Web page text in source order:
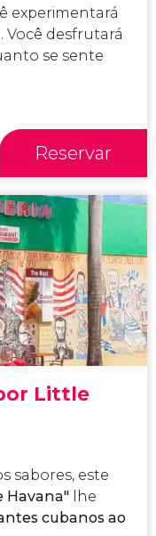
experimentará
. Você desfrutará
se sente
Reservar
Little
sabores, este
Havana" lhe
cubanos ao